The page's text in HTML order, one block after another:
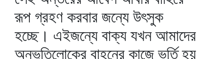
রূপ গ্রহণ করবার জন্যে উৎসুক
হচ্ছে। এইজন্যে বাক্য যখন আমাদের
অনুভূতিলোকের বাহনের কাজে ভর্তি হয়